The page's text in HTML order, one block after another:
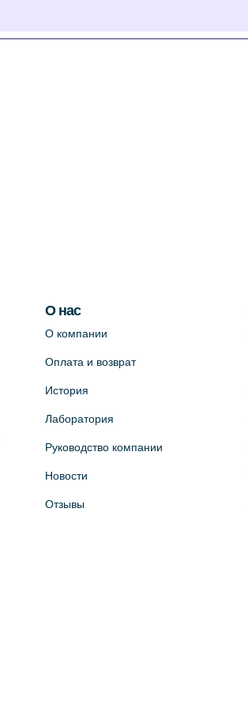
О нас
О компании
Оплата и возврат
История
Лаборатория
Руководство компании
Новости
Отзывы